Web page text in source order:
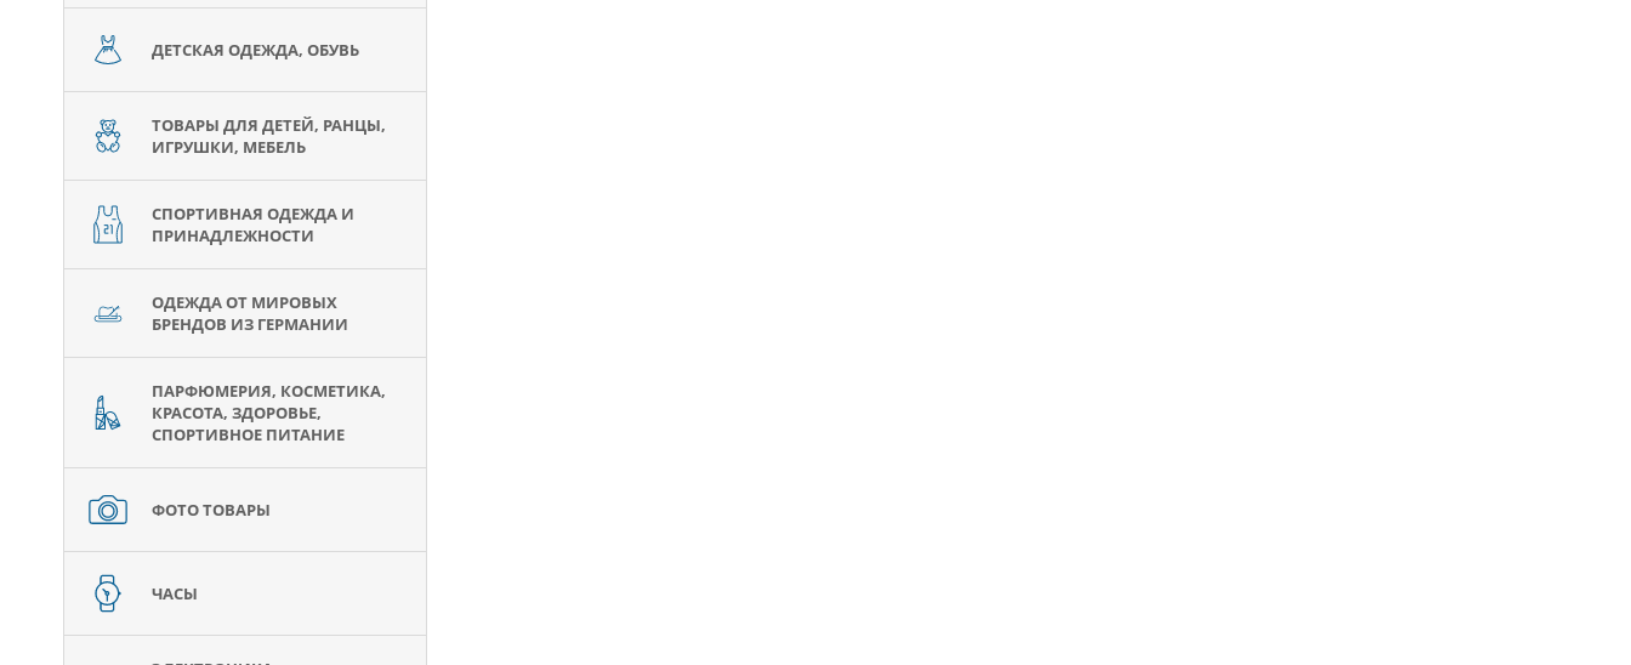
ДЕТСКАЯ ОДЕЖДА, ОБУВЬ
ТОВАРЫ ДЛЯ ДЕТЕЙ, РАНЦЫ,
ИГРУШКИ, МЕБЕЛЬ
СПОРТИВНАЯ ОДЕЖДА И
ПРИНАДЛЕЖНОСТИ
ОДЕЖДА ОТ МИРОВЫХ
БРЕНДОВ ИЗ ГЕРМАНИИ
ПАРФЮМЕРИЯ, КОСМЕТИКА,
КРАСОТА, ЗДОРОВЬЕ,
СПОРТИВНОЕ ПИТАНИЕ
ФОТО ТОВАРЫ
ЧАСЫ